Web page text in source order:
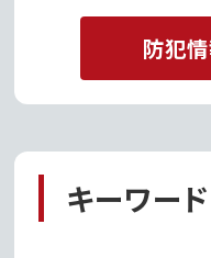
防犯
キーワード